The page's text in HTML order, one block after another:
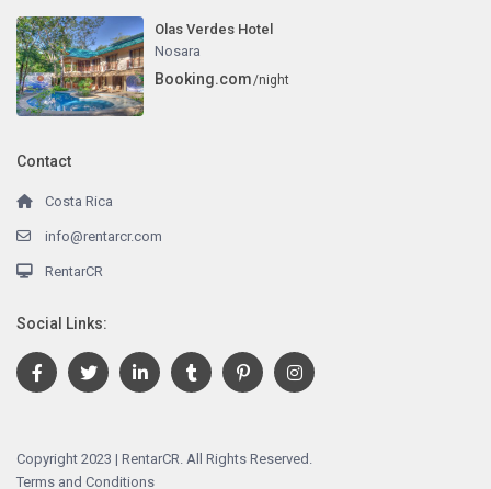
Olas Verdes Hotel
Nosara
Booking.com/night
Contact
Costa Rica
info@rentarcr.com
RentarCR
Social Links:
Copyright 2023 | RentarCR. All Rights Reserved.
Terms and Conditions